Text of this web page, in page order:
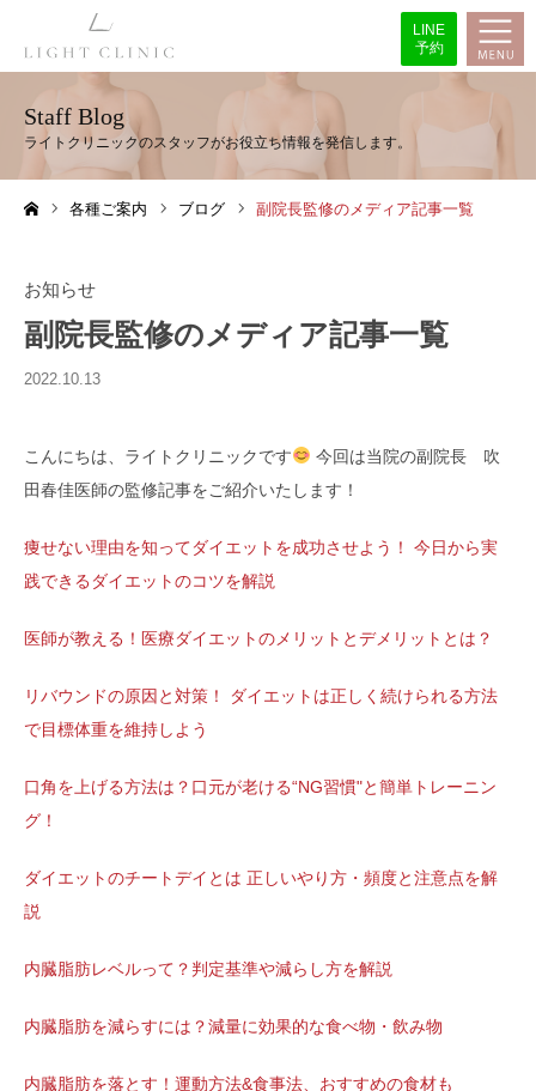
LINE
予約
Staff Blog
各種ご案内 ブログ 副院長監修のメディア記事一覧
お知らせ
副院長監修のメディア記事一覧
2022.10.13
こんにちは、ライトクリニックです
今回は当院の副院長 吹
田春佳医師の監修記事をご紹介いたします！
痩せない理由を知ってダイエットを成功させよう！ 今日から実
践できるダイエットのコツを解説
医師が教える！医療ダイエットのメリットとデメリットとは？
リバウンドの原因と対策！ ダイエットは正しく続けられる方法
で目標体重を維持しよう
口角を上げる方法は？口元が老ける“NG習慣"と簡単トレーニン
グ！
ダイエットのチートデイとは 正しいやり方・頻度と注意点を解
説
内臓脂肪レベルって？判定基準や減らし方を解説
内臓脂肪を減らすには？減量に効果的な食べ物・飲み物
内臓脂肪を落とす！運動方法&食事法、おすすめの食材も